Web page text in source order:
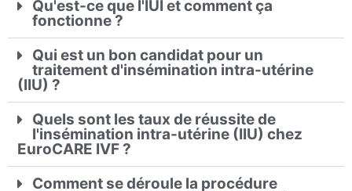
Qu'est-ce que l'IUI et comment ça
fonctionne ?
Qui est un bon candidat pour un
traitement d'insémination intra-utérine
(IIU) ?
Quels sont les taux de réussite de
l'insémination intra-utérine (IIU) chez
EuroCARE IVF ?
Comment se déroule la procédure